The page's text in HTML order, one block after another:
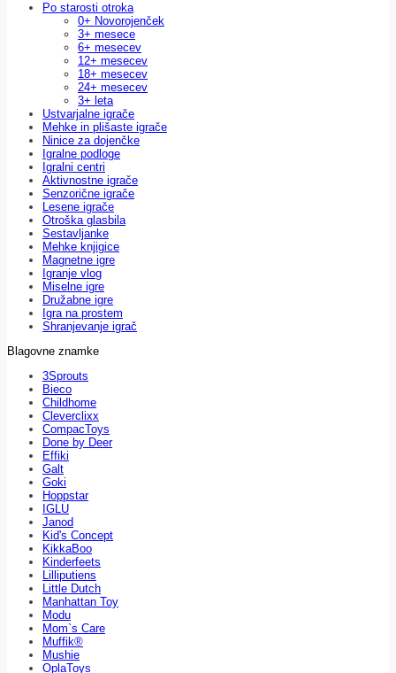
Po starosti otroka
0+ Novorojenček
3+ mesece
6+ mesecev
12+ mesecev
18+ mesecev
24+ mesecev
3+ leta
Ustvarjalne igrače
Mehke in plišaste igrače
Ninice za dojenčke
Igralne podloge
Igralni centri
Aktivnostne igrače
Senzorične igrače
Lesene igrače
Otroška glasbila
Sestavljanke
Mehke knjigice
Magnetne igre
Igranje vlog
Miselne igre
Družabne igre
Igra na prostem
Shranjevanje igrač
Blagovne znamke
3Sprouts
Bieco
Childhome
Cleverclixx
CompacToys
Done by Deer
Effiki
Galt
Goki
Hoppstar
IGLU
Janod
Kid's Concept
KikkaBoo
Kinderfeets
Lilliputiens
Little Dutch
Manhattan Toy
Modu
Mom`s Care
Muffik®
Mushie
OplaToys